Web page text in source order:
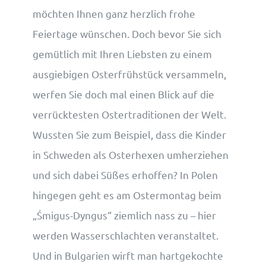
möchten Ihnen ganz herzlich frohe
Feiertage wünschen. Doch bevor Sie sich
gemütlich mit Ihren Liebsten zu einem
ausgiebigen Osterfrühstück versammeln,
werfen Sie doch mal einen Blick auf die
verrücktesten Ostertraditionen der Welt.
Wussten Sie zum Beispiel, dass die Kinder
in Schweden als Osterhexen umherziehen
und sich dabei Süßes erhoffen? In Polen
hingegen geht es am Ostermontag beim
„Śmigus-Dyngus“ ziemlich nass zu – hier
werden Wasserschlachten veranstaltet.
Und in Bulgarien wirft man hartgekochte